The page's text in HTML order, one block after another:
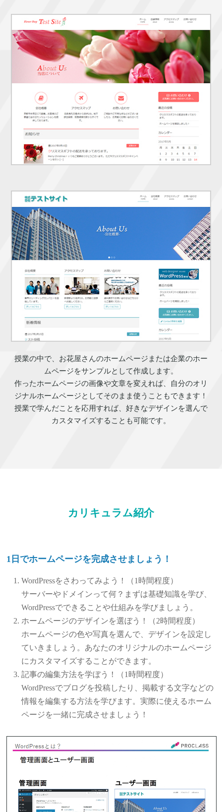
授業の中で、お花屋さんのホームページまたは企業のホー
ムページをサンプルとして作成します。
作ったホームページの画像や文章を変えれば、自分のオリ
ジナルホームページとしてそのまま使うこともできます！
授業で学んだことを応用すれば、好きなデザインを選んで
カスタマイズすることも可能です。
カリキュラム紹介
1日でホームページを完成させましょう！
WordPressをさわってみよう！（1時間程度）
サーバーやドメインって何？まずは基礎知識を学び、
WordPressでできることや仕組みを学びましょう。
ホームページのデザインを選ぼう！（2時間程度）
ホームページの色や写真を選んで、デザインを設定し
ていきましょう。あなたのオリジナルのホームページ
にカスタマイズすることができます。
記事の編集方法を学ぼう！（1時間程度）
WordPressでブログを投稿したり、掲載する文字などの
情報を編集する方法を学びます。実際に使えるホーム
ページを一緒に完成させましょう！